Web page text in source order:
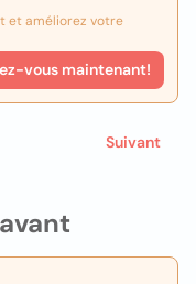
et améliorez votre
vous maintenant!
Suivant